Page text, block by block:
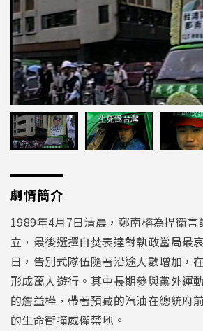
劇情簡介
1989年4月7日清晨，鄭南榕為捍衛
立，最後選擇自焚表達對執政當局最
日，告別式隊伍隨著沿途人數增加，
形成萬人遊行。其中長期參與黨外運
的詹益樺，帶著預藏的汽油在總統府
的生命衝撞威權禁地。